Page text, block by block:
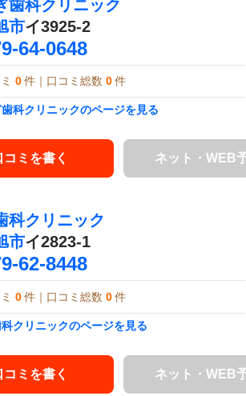
歯科クリニック
市イ3925-2
64-0648
0 件｜口コミ総数 0 件
科クリニックのページを見る
コミを書く ネット・WEB
科クリニック
市イ2823-1
62-8448
0 件｜口コミ総数 0 件
クリニックのページを見る
コミを書く ネット・WEB